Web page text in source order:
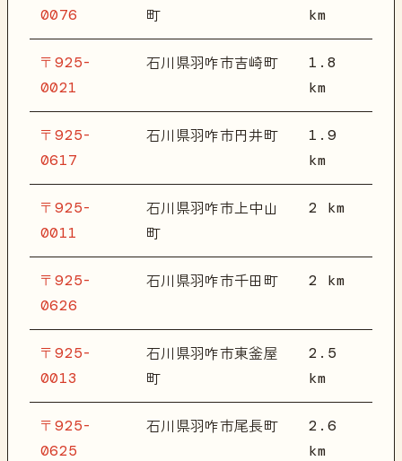
0076 町 km
〒925-
0021
石川県羽咋市吉崎町
1.8
km
〒925-
0617
石川県羽咋市円井町
1.9
km
〒925-
0011
石川県羽咋市上中山
町
2 km
〒925-
0626
石川県羽咋市千田町 2 km
〒925-
0013
石川県羽咋市東釜屋
町
2.5
km
〒925-
0625
石川県羽咋市尾長町
2.6
km